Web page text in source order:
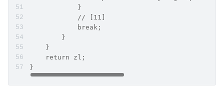
            }
            // [11]
            break;
        }
    }
    return zl;
}